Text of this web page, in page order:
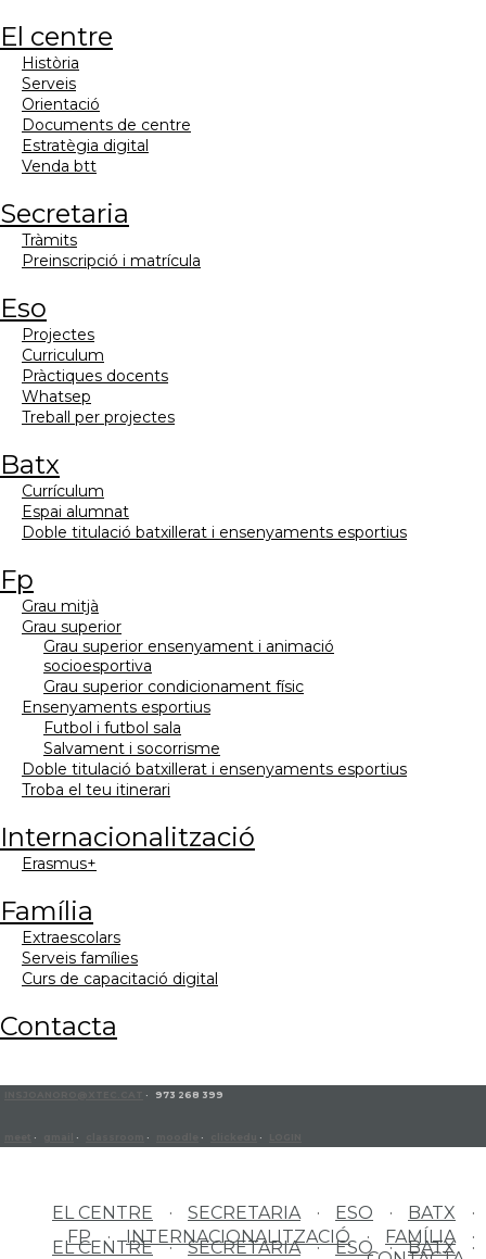
el centre
història
serveis
orientació
documents de centre
estratègia digital
venda btt
secretaria
tràmits
preinscripció i matrícula
eso
projectes
curriculum
pràctiques docents
whatsep
treball per projectes
batx
currículum
espai alumnat
doble titulació batxillerat i ensenyaments esportius
fp
grau mitjà
grau superior
grau superior ensenyament i animació
socioesportiva
grau superior condicionament físic
ensenyaments esportius
futbol i futbol sala
salvament i socorrisme
doble titulació batxillerat i ensenyaments esportius
troba el teu itinerari
internacionalització
erasmus+
família
extraescolars
serveis famílies
curs de capacitació digital
contacta
· 973 268 399
· · · · ·
EL CENTRE SECRETARIA ESO
BATX
FP
INTERNACIONALITZACIÓ
FAMÍLIA
EL CENTRE SECRETARIA ESO
BATX